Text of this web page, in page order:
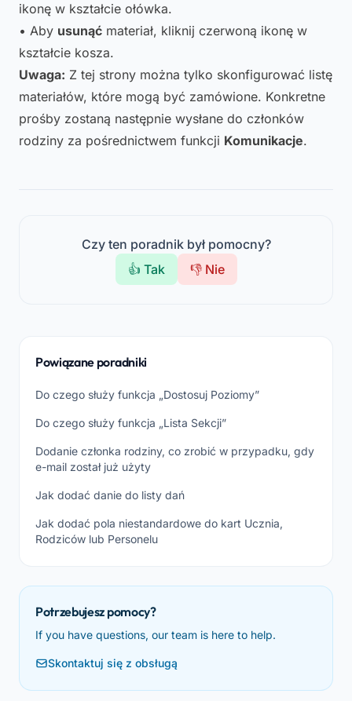
ikonę w kształcie ołówka.
• Aby usunąć materiał, kliknij czerwoną ikonę w
kształcie kosza.
Uwaga: Z tej strony można tylko skonfigurować listę
materiałów, które mogą być zamówione. Konkretne
prośby zostaną następnie wysłane do członków
rodziny za pośrednictwem funkcji Komunikacje.
Czy ten poradnik był pomocny?
👍 Tak
👎 Nie
Powiązane poradniki
Do czego służy funkcja „Dostosuj Poziomy”
Do czego służy funkcja „Lista Sekcji”
Dodanie członka rodziny, co zrobić w przypadku, gdy
e-mail został już użyty
Jak dodać danie do listy dań
Jak dodać pola niestandardowe do kart Ucznia,
Rodziców lub Personelu
Potrzebujesz pomocy?
If you have questions, our team is here to help.
Skontaktuj się z obsługą